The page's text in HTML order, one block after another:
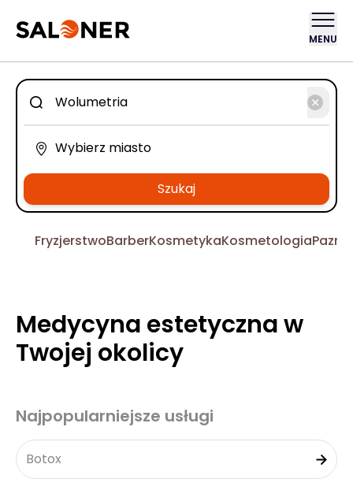
MENU
Szukaj
FryzjerstwoBarberKosmetykaKosmetologia
Medycyna estetyczna w
Twojej okolicy
Najpopularniejsze usługi
Botox